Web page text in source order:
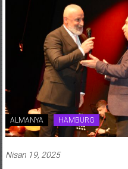
ALMANYA HAMBURG
Nisan 19, 2025